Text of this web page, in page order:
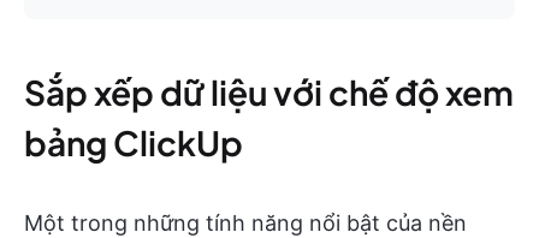
Sắp xếp dữ liệu với chế độ xem
bảng ClickUp
Một trong những tính năng nổi bật của nền